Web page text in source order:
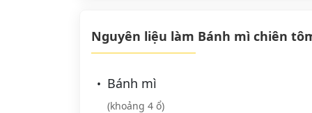
Nguyên liệu làm Bánh mì chiên
Bánh mì
(khoảng 4 ổ)